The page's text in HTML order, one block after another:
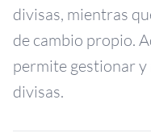
divisas, mientras
de cambio propio.
permite gestionar
divisas.